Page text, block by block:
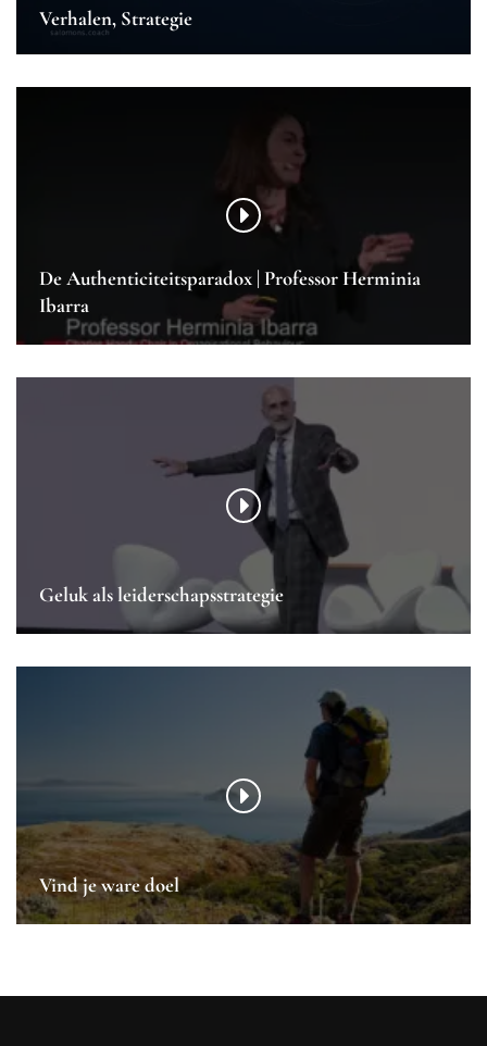
Verhalen, Strategie
De Authenticiteitsparadox | Professor Herminia
Ibarra
Geluk als leiderschapsstrategie
Vind je ware doel